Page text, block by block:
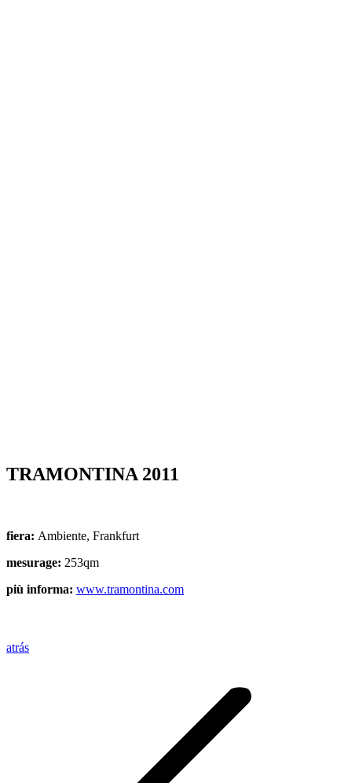
TRAMONTINA 2011
fiera: Ambiente, Frankfurt
mesurage: 253qm
più informa: www.tramontina.com
atrás